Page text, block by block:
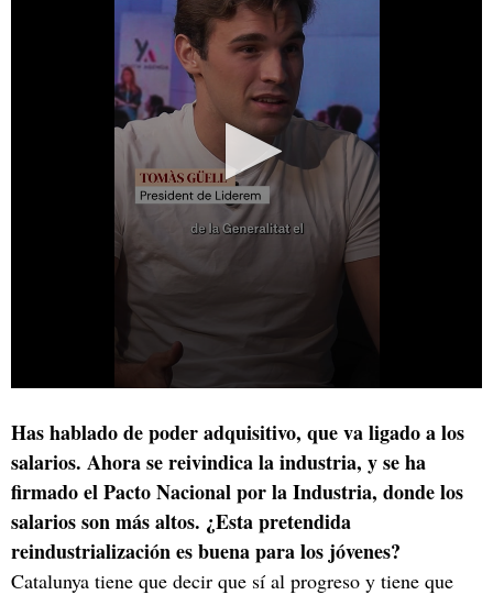
Has hablado de poder adquisitivo, que va ligado a los
salarios. Ahora se reivindica la industria, y se ha
firmado el Pacto Nacional por la Industria, donde los
salarios son más altos. ¿Esta pretendida
reindustrialización es buena para los jóvenes?
Catalunya tiene que decir que sí al progreso y tiene que